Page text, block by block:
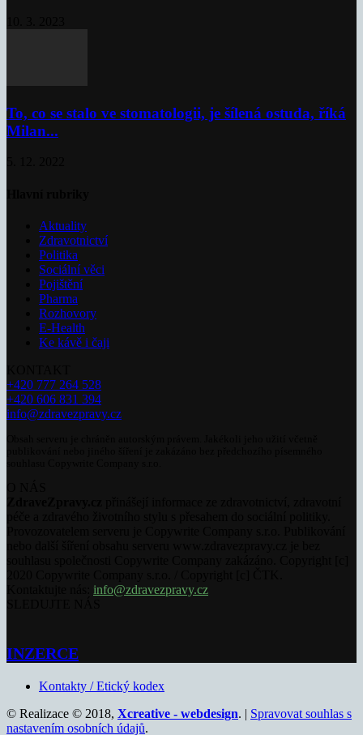
To, co se stalo ve stomatologii, je šílená ostuda, říká
Milan...
Aktuality
Zdravotnictví
Politika
Sociální věci
Pojištění
Pharma
Rozhovory
E-Health
Ke kávě i čaji
+420 777 264 528
+420 606 831 394
info@zdravezpravy.cz
info@zdravezpravy.cz
INZERCE
Kontakty / Etický kodex
© Realizace © 2018, Xcreative - webdesign. | Spravovat souhlas s
nastavením osobních údajů.